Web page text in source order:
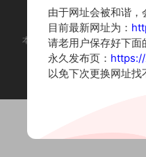
本站为摄影写真图片网站，内容
如有违法
由于网址会被和谐，
目前最新网址为：
请老用户保存好下面
永久发布页：
以免下次更换网址找